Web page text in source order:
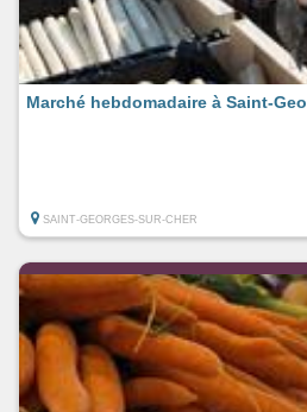
Marché hebdomadaire à Saint-
SAINT-GEORGES-SUR-CHER